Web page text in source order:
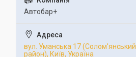
Автобар+
вул. Уманська 17 (Солом'янський
район), Київ, Україна